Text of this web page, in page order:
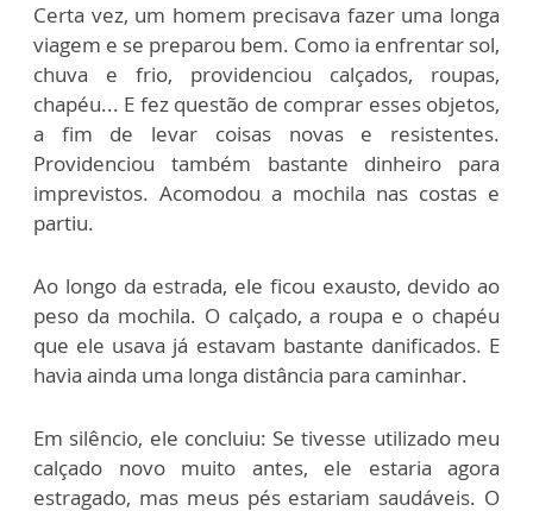
Certa vez, um homem precisava fazer uma longa
viagem e se preparou bem. Como ia enfrentar sol,
chuva e frio, providenciou calçados, roupas,
chapéu... E fez questão de comprar esses objetos,
a fim de levar coisas novas e resistentes.
Providenciou também bastante dinheiro para
imprevistos. Acomodou a mochila nas costas e
partiu.
Ao longo da estrada, ele ficou exausto, devido ao
peso da mochila. O calçado, a roupa e o chapéu
que ele usava já estavam bastante danificados. E
havia ainda uma longa distância para caminhar.
Em silêncio, ele concluiu: Se tivesse utilizado meu
calçado novo muito antes, ele estaria agora
estragado, mas meus pés estariam saudáveis. O